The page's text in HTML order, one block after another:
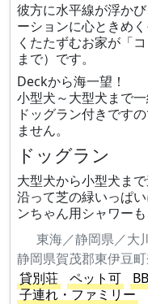
彼方に水平線が浮か
ーションに心ときめ
くたたずむお家が「
まで）です。
Deckから海一望！
小型犬～大型犬まで
ドッグラン付きです
ません。
ドッグラン
大型犬から小型犬ま
沿って芝の緑いっぱ
ンちゃん用シャワーも
東海／静岡県／大
静岡県賀茂郡東伊豆
貸別荘
ペット可
子連れ・ファミリー